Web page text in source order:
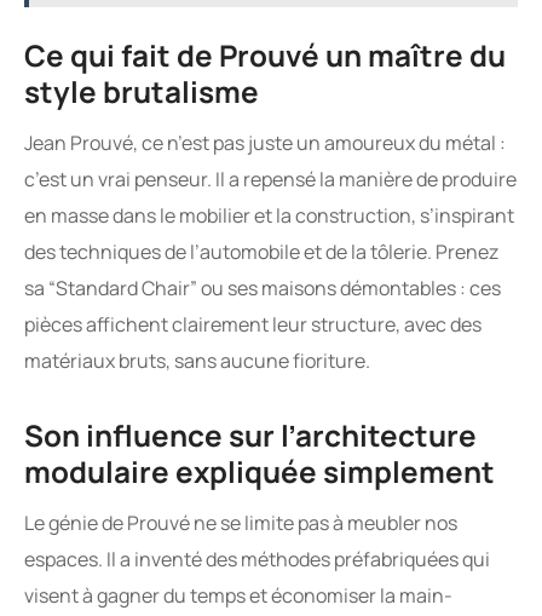
Ce qui fait de Prouvé un maître du
style brutalisme
Jean Prouvé, ce n’est pas juste un amoureux du métal :
c’est un vrai penseur. Il a repensé la manière de produire
en masse dans le mobilier et la construction, s’inspirant
des techniques de l’automobile et de la tôlerie. Prenez
sa “Standard Chair” ou ses maisons démontables : ces
pièces affichent clairement leur structure, avec des
matériaux bruts, sans aucune fioriture.
Son influence sur l’architecture
modulaire expliquée simplement
Le génie de Prouvé ne se limite pas à meubler nos
espaces. Il a inventé des méthodes préfabriquées qui
visent à gagner du temps et économiser la main-